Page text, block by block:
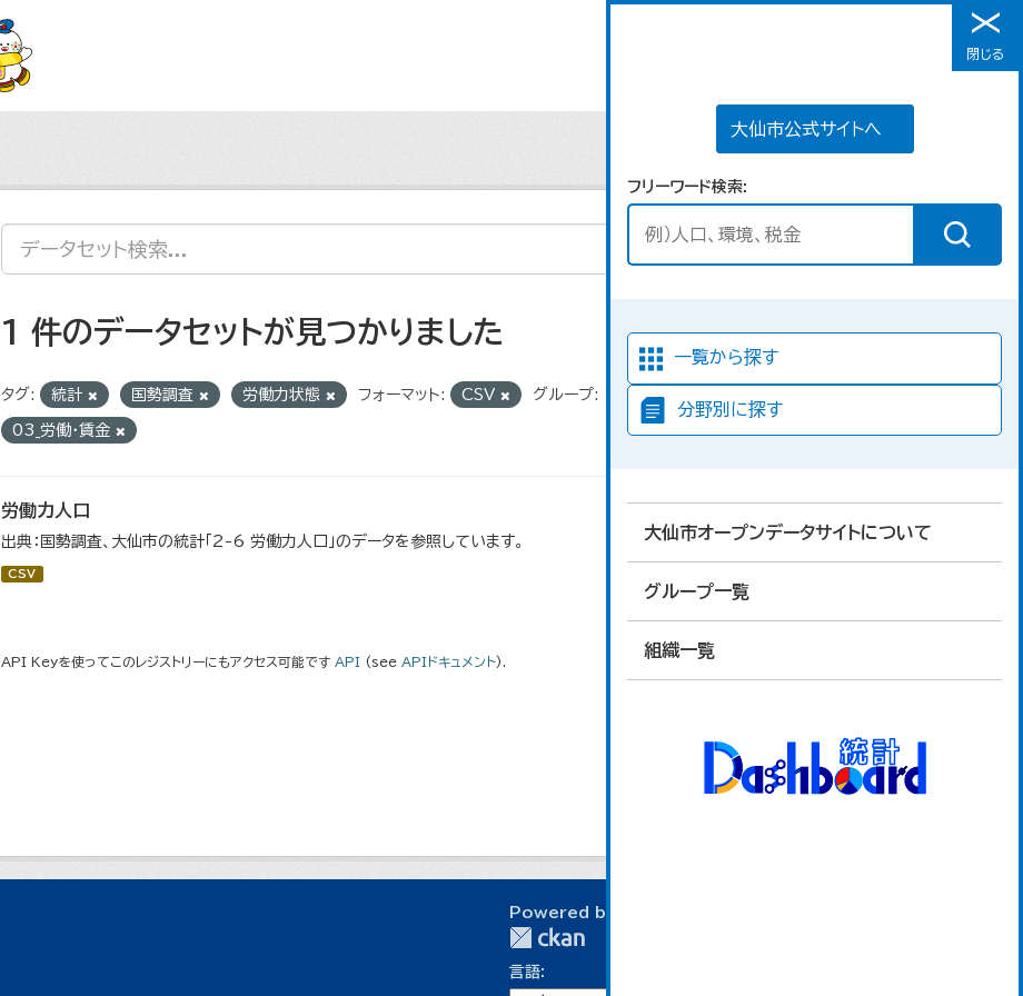
メニュー
大仙市公式サイトへ
フリーワード検索
一覧から探す
分野別に探す
大仙市オープンデータサイトについて
グループ一覧
組織一覧
閉じる
1 件のデータセットが見つかりました
タグ: 統計 国勢調査 労働力状態 フォーマット: CSV グループ:
03_労働・賃金
労働力人口
出典：国勢調査、大仙市の統計「2-6 労働力人口」のデータを参照しています。
CSV
API Keyを使ってこのレジストリーにもアクセス可能です API (see APIドキュメント).
Powered by
言語